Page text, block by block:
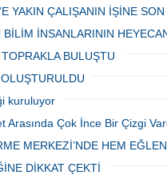
esnaf ve alışverişe gelen
park cezaları yüzünden
bezdi.
YAKIN ÇALIŞANIN İŞİNE
İNSANLARININ
BULUŞTU
kuruluyor
Çok İnce Bir Çizgi
MERKEZİ’NDE HEM
DİKKAT ÇEKTİ